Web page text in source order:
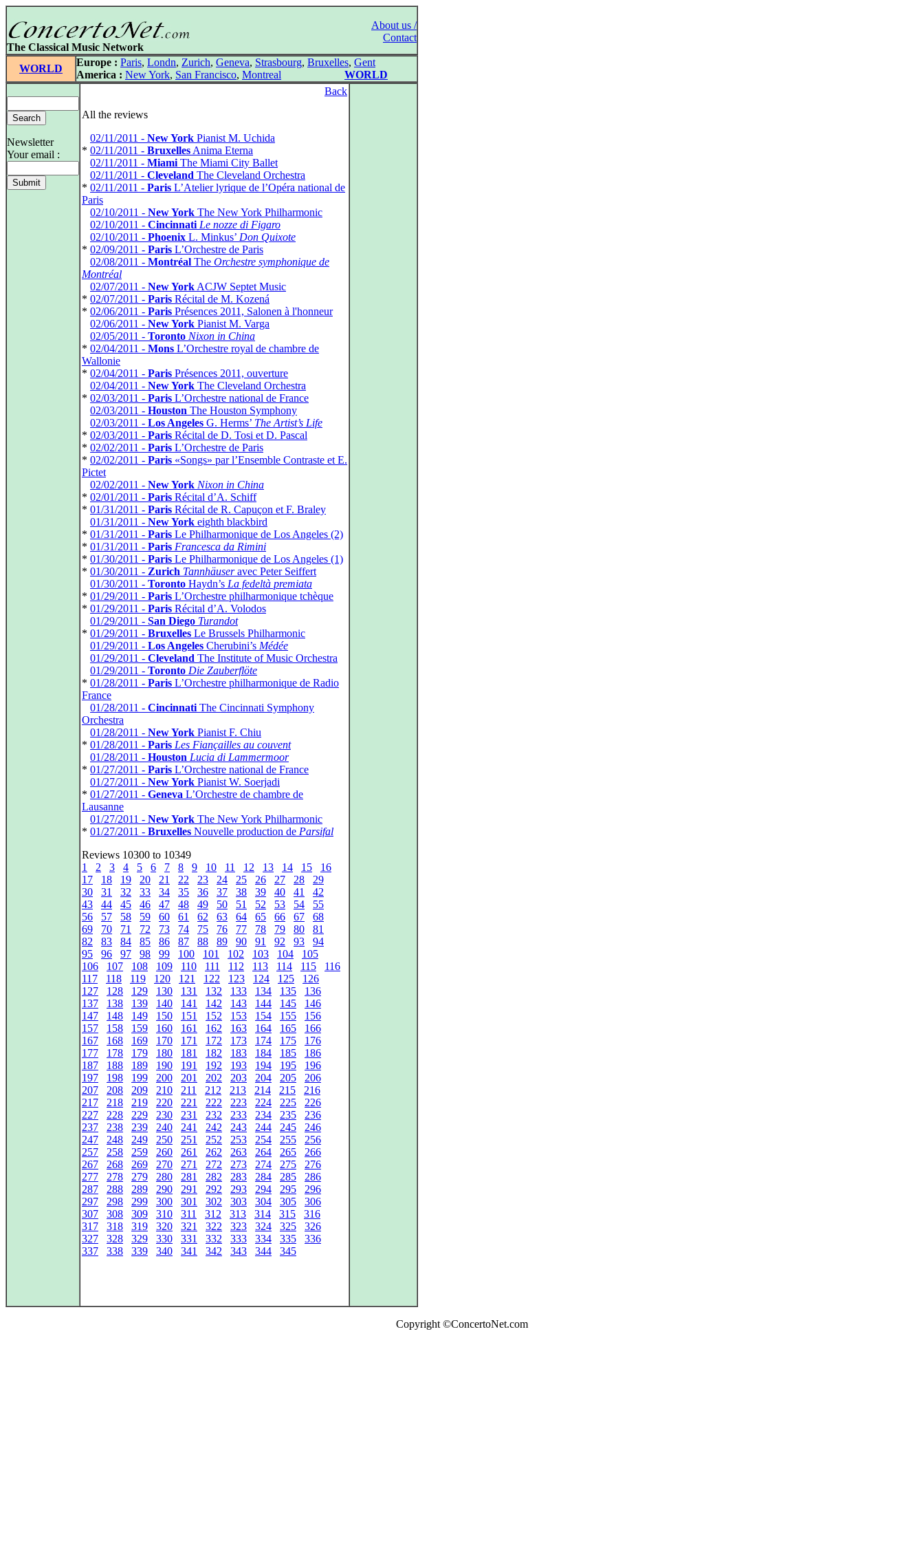
About us /
Contact
The Classical Music Network
WORLD
Europe : Paris, Londn, Zurich, Geneva, Strasbourg, Bruxelles, Gent
America : New York, San Francisco, Montreal WORLD
Newsletter
Your email :
Back
All the reviews
02/11/2011 - New York Pianist M. Uchida
* 02/11/2011 - Bruxelles Anima Eterna
02/11/2011 - Miami The Miami City Ballet
02/11/2011 - Cleveland The Cleveland Orchestra
* 02/11/2011 - Paris L’Atelier lyrique de l’Opéra national de
Paris
02/10/2011 - New York The New York Philharmonic
02/10/2011 - Cincinnati Le nozze di Figaro
02/10/2011 - Phoenix L. Minkus’ Don Quixote
* 02/09/2011 - Paris L’Orchestre de Paris
02/08/2011 - Montréal The Orchestre symphonique de
Montréal
02/07/2011 - New York ACJW Septet Music
* 02/07/2011 - Paris Récital de M. Kozená
* 02/06/2011 - Paris Présences 2011, Salonen à l'honneur
02/06/2011 - New York Pianist M. Varga
02/05/2011 - Toronto Nixon in China
* 02/04/2011 - Mons L’Orchestre royal de chambre de
Wallonie
* 02/04/2011 - Paris Présences 2011, ouverture
02/04/2011 - New York The Cleveland Orchestra
* 02/03/2011 - Paris L’Orchestre national de France
02/03/2011 - Houston The Houston Symphony
02/03/2011 - Los Angeles G. Herms’ The Artist’s Life
* 02/03/2011 - Paris Récital de D. Tosi et D. Pascal
* 02/02/2011 - Paris L’Orchestre de Paris
* 02/02/2011 - Paris «Songs» par l’Ensemble Contraste et E.
Pictet
02/02/2011 - New York Nixon in China
* 02/01/2011 - Paris Récital d’A. Schiff
* 01/31/2011 - Paris Récital de R. Capuçon et F. Braley
01/31/2011 - New York eighth blackbird
* 01/31/2011 - Paris Le Philharmonique de Los Angeles (2)
* 01/31/2011 - Paris Francesca da Rimini
* 01/30/2011 - Paris Le Philharmonique de Los Angeles (1)
* 01/30/2011 - Zurich Tannhäuseravec Peter Seiffert
01/30/2011 - Toronto Haydn’s La fedeltà premiata
* 01/29/2011 - Paris L’Orchestre philharmonique tchèque
* 01/29/2011 - Paris Récital d’A. Volodos
01/29/2011 - San Diego Turandot
* 01/29/2011 - Bruxelles Le Brussels Philharmonic
01/29/2011 - Los Angeles Cherubini’s Médée
01/29/2011 - Cleveland The Institute of Music Orchestra
01/29/2011 - Toronto Die Zauberflöte
* 01/28/2011 - Paris L’Orchestre philharmonique de Radio
France
01/28/2011 - Cincinnati The Cincinnati Symphony
Orchestra
01/28/2011 - New York Pianist F. Chiu
* 01/28/2011 - Paris Les Fiançailles au couvent
01/28/2011 - Houston Lucia di Lammermoor
* 01/27/2011 - Paris L’Orchestre national de France
01/27/2011 - New York Pianist W. Soerjadi
* 01/27/2011 - Geneva L’Orchestre de chambre de
Lausanne
01/27/2011 - New York The New York Philharmonic
* 01/27/2011 - Bruxelles Nouvelle production de Parsifal
Reviews 10300 to 10349
1
2 3 4 5 6 7 8 9 10 11 12 13 14 15
16
17
18 19 20 21 22 23 24 25 26 27 28
29
30
31 32 33 34 35 36 37 38 39 40 41
42
43
44 45 46 47 48 49 50 51 52 53 54
55
56
57 58 59 60 61 62 63 64 65 66 67
68
69
70 71 72 73 74 75 76 77 78 79 80
81
82
83 84 85 86 87 88 89 90 91 92 93
94
95
96 97 98 99 100 101 102 103 104
105
106
107 108 109 110 111 112 113 114 115
116
117
118 119 120 121 122 123 124 125
126
127
128 129 130 131 132 133 134 135
136
137
138 139 140 141 142 143 144 145
146
147
148 149 150 151 152 153 154 155
156
157
158 159 160 161 162 163 164 165
166
167
168 169 170 171 172 173 174 175
176
177
178 179 180 181 182 183 184 185
186
187
188 189 190 191 192 193 194 195
196
197
198 199 200 201 202 203 204 205
206
207
208 209 210 211 212 213 214 215
216
217
218 219 220 221 222 223 224 225
226
227
228 229 230 231 232 233 234 235
236
237
238 239 240 241 242 243 244 245
246
247
248 249 250 251 252 253 254 255
256
257
258 259 260 261 262 263 264 265
266
267
268 269 270 271 272 273 274 275
276
277
278 279 280 281 282 283 284 285
286
287
288 289 290 291 292 293 294 295
296
297
298 299 300 301 302 303 304 305
306
307
308 309 310 311 312 313 314 315
316
317
318 319 320 321 322 323 324 325
326
327
328 329 330 331 332 333 334 335
336
337
338 339 340 341 342 343 344 345
Copyright ©ConcertoNet.com